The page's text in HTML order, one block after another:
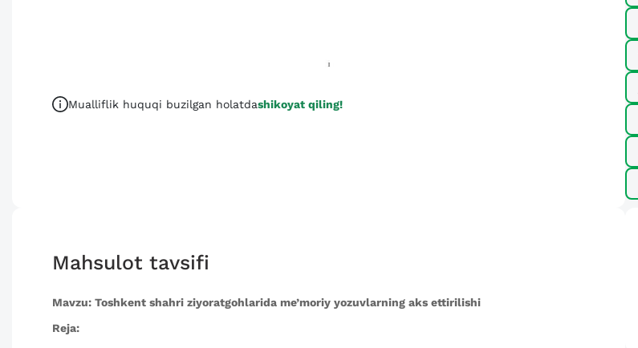
Mualliflik huquqi buzilgan holatdashikoyat qiling!
Mahsulot tavsifi
Mavzu: Toshkent shahri ziyoratgohlarida me’moriy yozuvlarning aks ettirilishi
Reja: